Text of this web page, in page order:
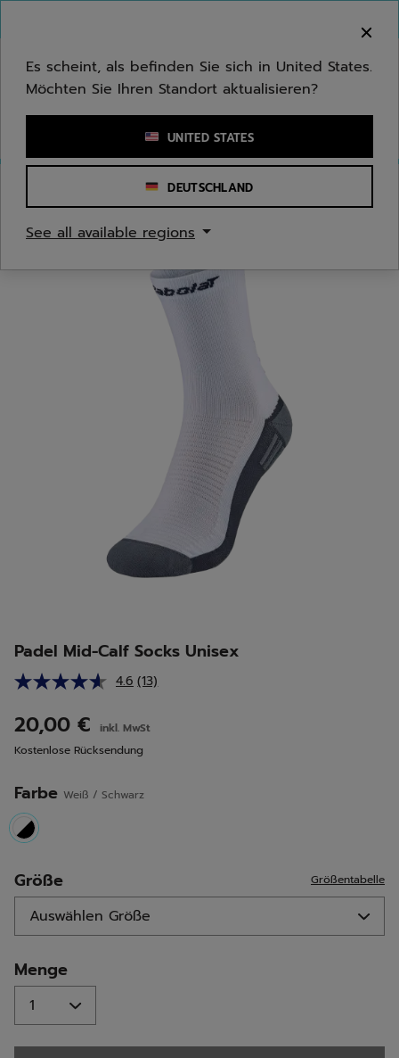
Stichwort oder Artikelnummer eingeben
Padel Mid-Calf Socks Unisex
4.6 13
Link
auf
derselben
(13)
20,00 €
inkl. MwSt
Kostenlose Rücksendung
Farbe Weiß / Schwarz
selected
Größe Größentabelle
Menge
Es scheint, als befinden Sie sich in United States.
Möchten Sie Ihren Standort aktualisieren?
UNITED STATES
DEUTSCHLAND
See all available regions